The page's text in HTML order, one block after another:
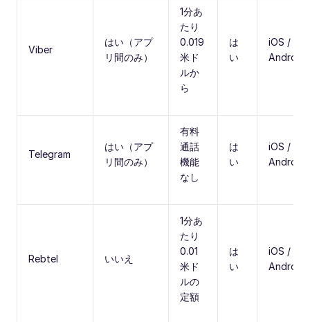
Viber
はい（アプ
リ間のみ）
1分あ
たり
0.019
米ド
ルか
ら
は
い
iOS /
Android
Telegram
はい（アプ
リ間のみ）
有料
通話
機能
なし
は
い
iOS /
Android
Rebtel いいえ
1分あ
たり
0.01
米ド
ルの
定額
は
い
iOS /
Android